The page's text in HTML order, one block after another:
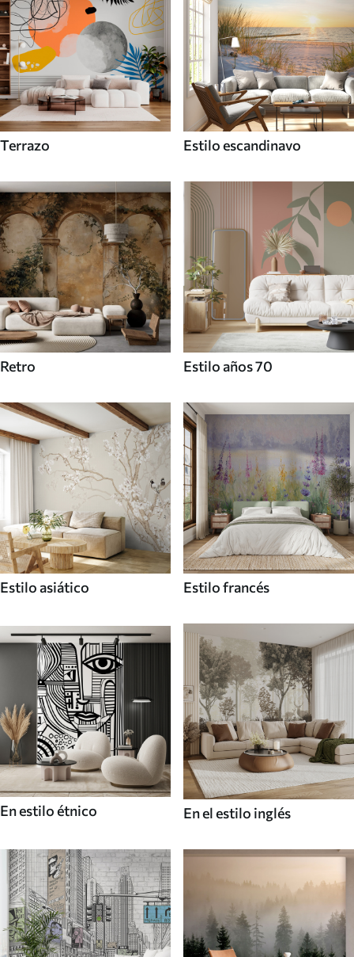
Terrazo Estilo escandinavo
Retro Estilo años 70
Estilo asiático Estilo francés
En estilo étnico En el estilo inglés